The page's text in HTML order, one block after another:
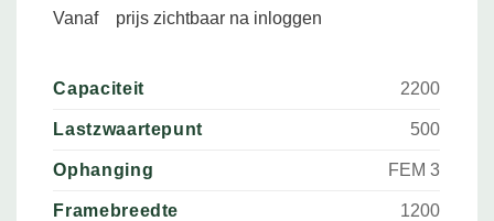
Vanaf prijs zichtbaar na inloggen
Capaciteit 2200
Lastzwaartepunt 500
Ophanging FEM 3
Framebreedte 1200